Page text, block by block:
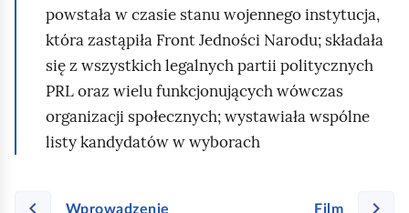
powstała w czasie stanu wojennego instytucja,
która zastąpiła Front Jedności Narodu; składała
się z wszystkich legalnych partii politycznych
PRL oraz wielu funkcjonujących wówczas
organizacji społecznych; wystawiała wspólne
listy kandydatów w wyborach
Wprowadzenie Film